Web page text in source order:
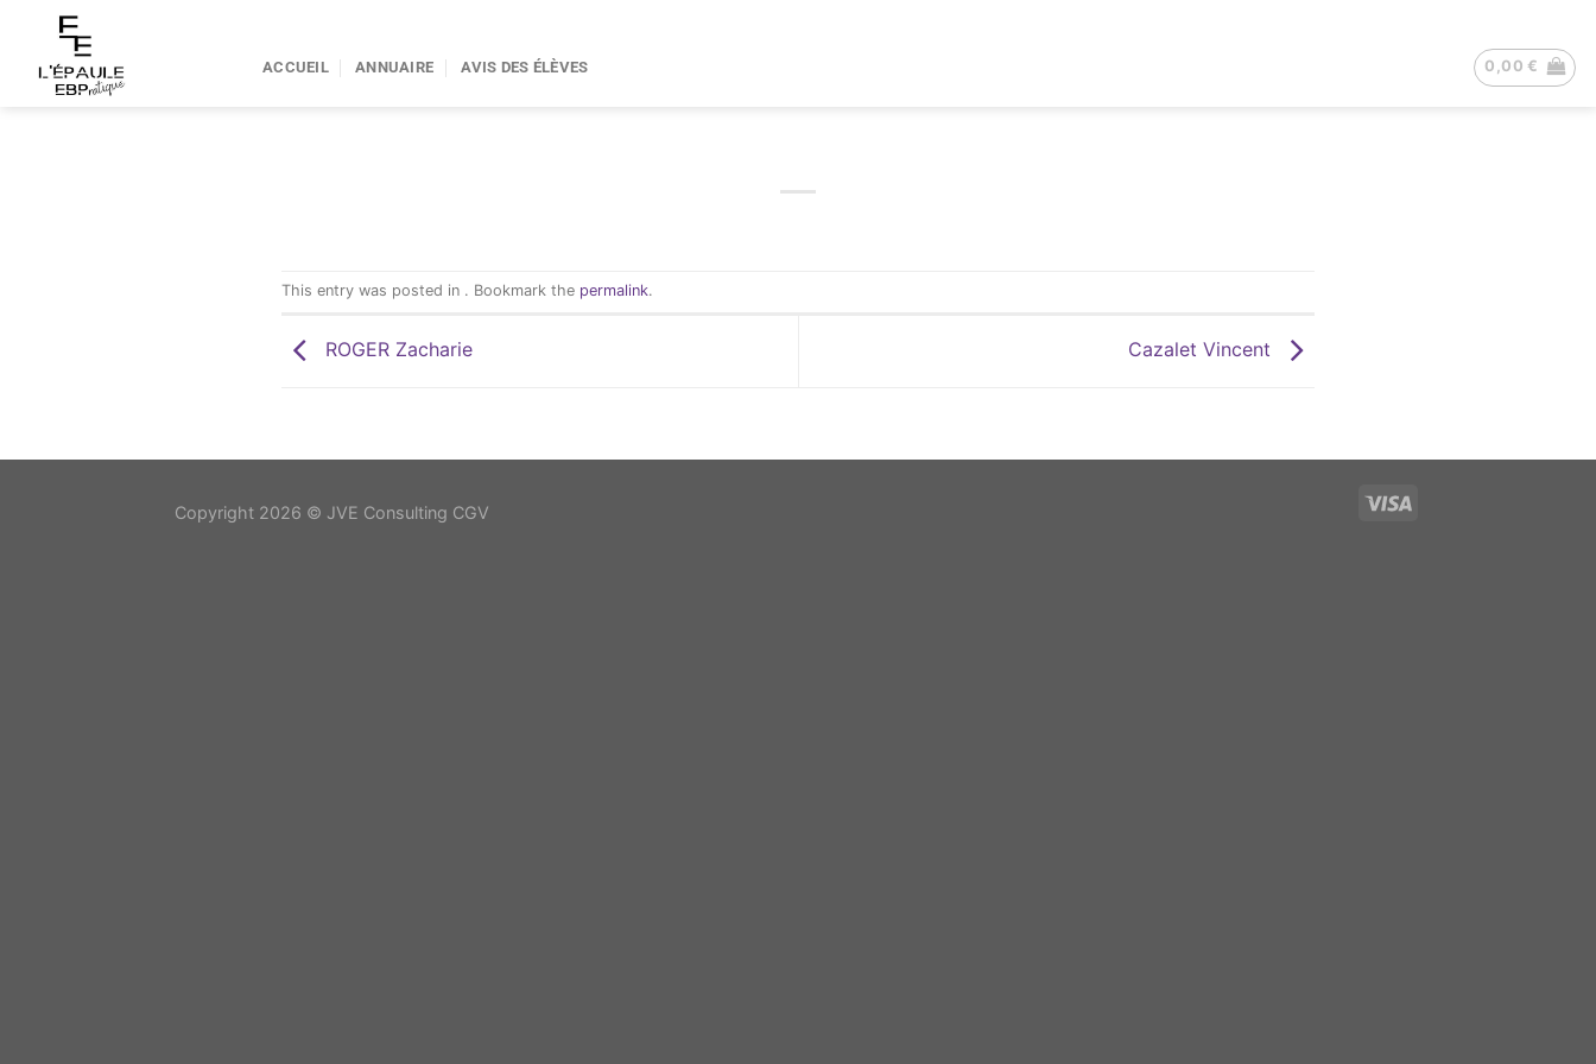
contenu
ACCUEIL ANNUAIRE AVIS DES ÉLÈVES 0,00€
This entry was posted in . Bookmark the permalink.
ROGER Zacharie Cazalet Vincent
Copyright 2026 © JVE Consulting CGV